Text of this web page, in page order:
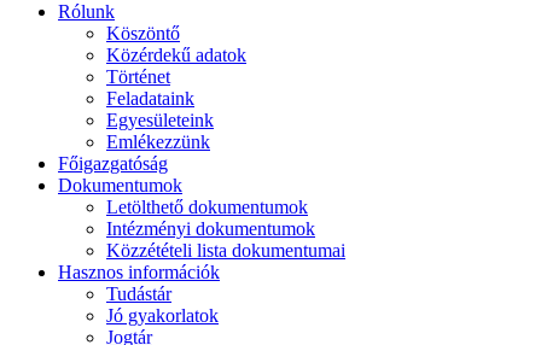
Rólunk
Köszöntő
Közérdekű adatok
Történet
Feladataink
Egyesületeink
Emlékezzünk
Főigazgatóság
Dokumentumok
Letölthető dokumentumok
Intézményi dokumentumok
Közzétételi lista dokumentumai
Hasznos információk
Tudástár
Jó gyakorlatok
Jogtár